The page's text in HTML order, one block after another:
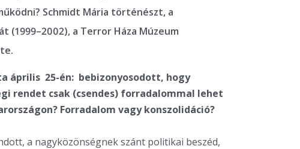
Schmidt Mária történészt, a
a Terror Háza Múzeum
április 25-én: bebizonyosodott, hogy
rendet csak (csendes) forradalommal lehet
Forradalom vagy konszolidáció?
a nagyközönségnek szánt politikai beszéd,